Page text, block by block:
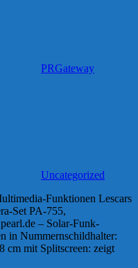
PRGateway
Uncategorized
Funktionen Lescars
Set PA-755,
– Solar-Funk-
in Nummernschildhalter:
cm mit Splitscreen: zeigt